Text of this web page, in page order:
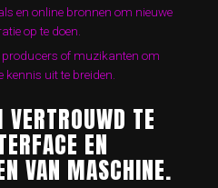
en online bronnen om nieuwe
op te doen.
of muzikanten om
uit te breiden.
TE
EN
VAN MASCHINE.